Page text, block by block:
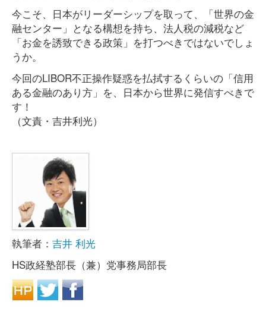
今こそ、日本がリーダーシップを取って、「世界の金
融センター」となる構想を持ち、法人税の減税など
「お金を誘致できる政策」を打つべきではないでしょ
うか。
今回のLIBOR不正操作疑惑を払拭するくらいの「信用
ある金融のあり方」を、日本から世界に発信すべきで
す！
（文責・吉井利光）
執筆者： 吉井 利光
HS政経塾部長（兼）党事務局部長